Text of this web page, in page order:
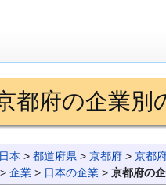
都府の企業別
日本 >都道府県 >京都府 >京都
>企業 > 日本の企業 >京都府の